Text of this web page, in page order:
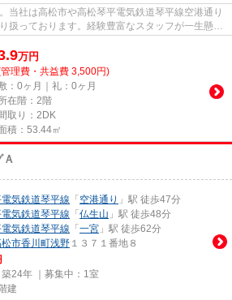
当社は高松市や高松琴平電気鉄道琴平線空港通り
扱っております。経験豊富なスタッフが一生懸命
万円
理費・共益費 3,500円)
：0ヶ月｜礼：0ヶ月
在階：2階
取り：2DK
積：53.44㎡
気鉄道琴平線 「 空港通り 」駅 徒歩47分
気鉄道琴平線 「 仏生山 」駅 徒歩48分
気鉄道琴平線 「 一宮 」駅 徒歩62分
市香川町浅野 １３７１番地８
24年 ｜募集中： 1室
建